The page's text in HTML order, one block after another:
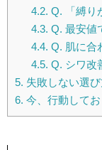
4.2. Q. 「縛り
4.3. Q. 最安値
4.4. Q. 肌に合
4.5. Q. シワ改
5. 失敗しない選
6. 今、行動して